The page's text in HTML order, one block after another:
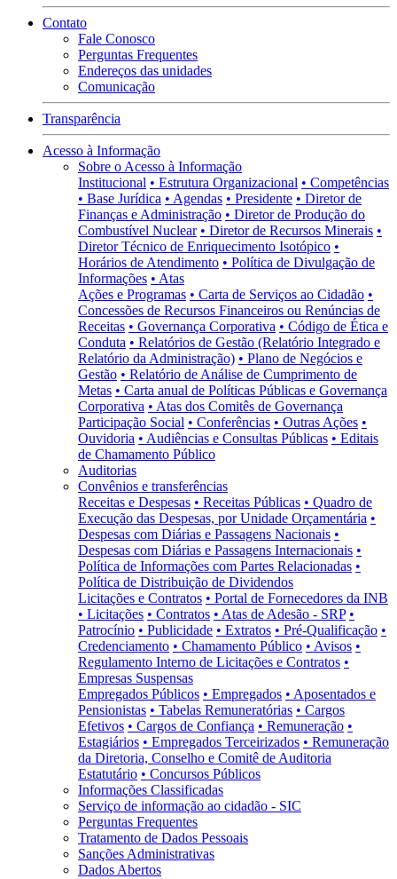
Contato
Fale Conosco
Perguntas Frequentes
Endereços das unidades
Comunicação
Transparência
Acesso à Informação
Sobre o Acesso à Informação
Institucional • Estrutura Organizacional • Competências
• Base Jurídica • Agendas • Presidente • Diretor de
Finanças e Administração • Diretor de Produção do
Combustível Nuclear • Diretor de Recursos Minerais •
Diretor Técnico de Enriquecimento Isotópico •
Horários de Atendimento • Política de Divulgação de
Informações • Atas
Ações e Programas • Carta de Serviços ao Cidadão •
Concessões de Recursos Financeiros ou Renúncias de
Receitas • Governança Corporativa • Código de Ética e
Conduta • Relatórios de Gestão (Relatório Integrado e
Relatório da Administração) • Plano de Negócios e
Gestão • Relatório de Análise de Cumprimento de
Metas • Carta anual de Políticas Públicas e Governança
Corporativa • Atas dos Comitês de Governança
Participação Social • Conferências • Outras Ações •
Ouvidoria • Audiências e Consultas Públicas • Editais
de Chamamento Público
Auditorias
Convênios e transferências
Receitas e Despesas • Receitas Públicas • Quadro de
Execução das Despesas, por Unidade Orçamentária •
Despesas com Diárias e Passagens Nacionais •
Despesas com Diárias e Passagens Internacionais •
Política de Informações com Partes Relacionadas •
Política de Distribuição de Dividendos
Licitações e Contratos • Portal de Fornecedores da INB
• Licitações • Contratos • Atas de Adesão - SRP •
Patrocínio • Publicidade • Extratos • Pré-Qualificação •
Credenciamento • Chamamento Público • Avisos •
Regulamento Interno de Licitações e Contratos •
Empresas Suspensas
Empregados Públicos • Empregados • Aposentados e
Pensionistas • Tabelas Remuneratórias • Cargos
Efetivos • Cargos de Confiança • Remuneração •
Estagiários • Empregados Terceirizados • Remuneração
da Diretoria, Conselho e Comitê de Auditoria
Estatutário • Concursos Públicos
Informações Classificadas
Serviço de informação ao cidadão - SIC
Perguntas Frequentes
Tratamento de Dados Pessoais
Sanções Administrativas
Dados Abertos